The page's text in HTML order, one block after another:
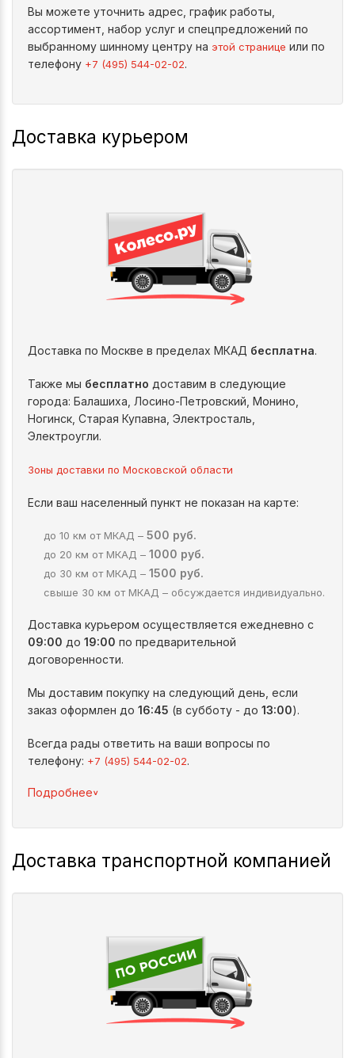
Вы можете уточнить адрес, график работы,
ассортимент, набор услуг и спецпредложений по
выбранному шинному центру на этой странице или по
телефону +7 (495) 544-02-02.
Доставка курьером
Доставка по Москве в пределах МКАД бесплатна.
Также мы бесплатно доставим в следующие
города: Балашиха, Лосино-Петровский, Монино,
Ногинск, Старая Купавна, Электросталь,
Электроугли.
Зоны доставки по Московской области
Если ваш населенный пункт не показан на карте:
до 10 км от МКАД – 500 руб.
до 20 км от МКАД – 1000 руб.
до 30 км от МКАД – 1500 руб.
свыше 30 км от МКАД – обсуждается индивидуально.
Доставка курьером осуществляется ежедневно с
09:00 до 19:00 по предварительной
договоренности.
Мы доставим покупку на следующий день, если
заказ оформлен до 16:45 (в субботу - до 13:00).
Всегда рады ответить на ваши вопросы по
телефону: +7 (495) 544-02-02.
Подробнее^
Доставка транспортной компанией